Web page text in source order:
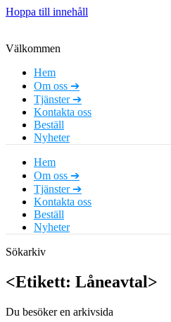
Hoppa till innehåll
Välkommen
Hem
Om oss ➔
Tjänster ➔
Kontakta oss
Beställ
Nyheter
Hem
Om oss ➔
Tjänster ➔
Kontakta oss
Beställ
Nyheter
Sökarkiv
<Etikett: Låneavtal>
Du besöker en arkivsida